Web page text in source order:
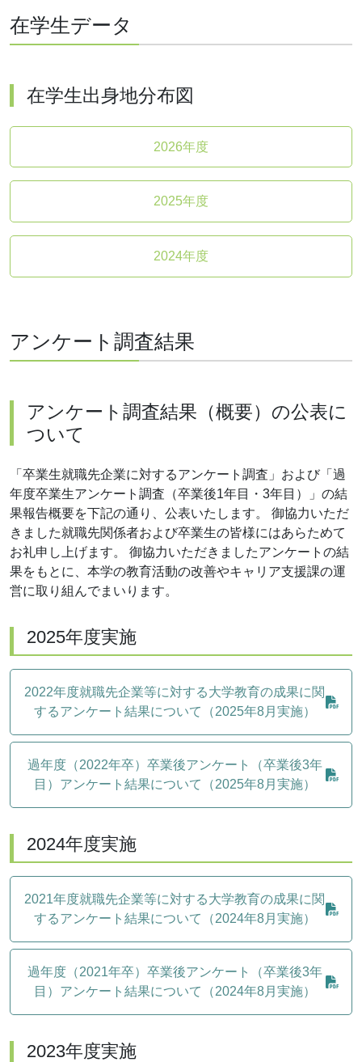
在学生データ
在学生出身地分布図
2026年度
2025年度
2024年度
アンケート調査結果
アンケート調査結果（概要）の公表に
ついて
「卒業生就職先企業に対するアンケート調査」および「過
年度卒業生アンケート調査（卒業後1年目・3年目）」の結
果報告概要を下記の通り、公表いたします。 御協力いただ
きました就職先関係者および卒業生の皆様にはあらためて
お礼申し上げます。 御協力いただきましたアンケートの結
果をもとに、本学の教育活動の改善やキャリア支援課の運
営に取り組んでまいります。
2025年度実施
2022年度就職先企業等に対する大学教育の成果に関
するアンケート結果について（2025年8月実施）
過年度（2022年卒）卒業後アンケート（卒業後3年
目）アンケート結果について（2025年8月実施）
2024年度実施
2021年度就職先企業等に対する大学教育の成果に関
するアンケート結果について（2024年8月実施）
過年度（2021年卒）卒業後アンケート（卒業後3年
目）アンケート結果について（2024年8月実施）
2023年度実施